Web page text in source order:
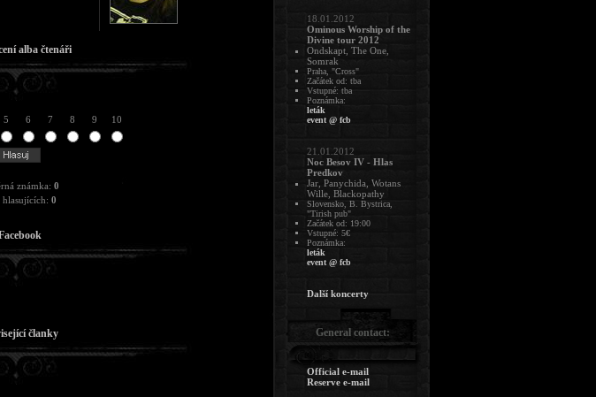
alba čtenáři
5 6 7 8 9 10
známka: 0
hlasujících: 0
članky
18.01.2012
Ominous Worship of the
Divine tour 2012
Ondskapt, The One,
Somrak
Praha, "Cross"
Začátek od: tba
Vstupné: tba
Poznámka:
leták
event @ fcb
21.01.2012
Noc Besov IV - Hlas
Predkov
Jar, Panychida, Wotans
Wille, Blackopathy
Slovensko, B. Bystrica,
"Tirish pub"
Začátek od: 19:00
Vstupné: 5€
Poznámka:
leták
event @ fcb
Další koncerty
General contact:
Official e-mail
Reserve e-mail